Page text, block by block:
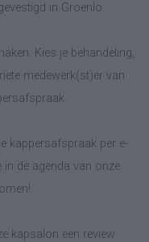
in Groenlo.
Kies je behandeling,
medewerk(st)er van
kappersafspraak per e-
de agenda van onze
kapsalon een review